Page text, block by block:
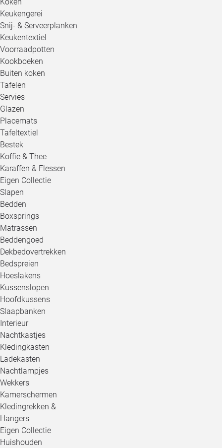
Keukengerei
Snij- & Serveerplanken
Keukentextiel
Voorraadpotten
Kookboeken
Buiten koken
Tafelen
Servies
Glazen
Placemats
Tafeltextiel
Bestek
Koffie & Thee
Karaffen & Flessen
Eigen Collectie
Slapen
Bedden
Boxsprings
Matrassen
Beddengoed
Dekbedovertrekken
Bedspreien
Hoeslakens
Kussenslopen
Hoofdkussens
Slaapbanken
Interieur
Nachtkastjes
Kledingkasten
Ladekasten
Nachtlampjes
Wekkers
Kamerschermen
Kledingrekken &
Hangers
Eigen Collectie
Huishouden